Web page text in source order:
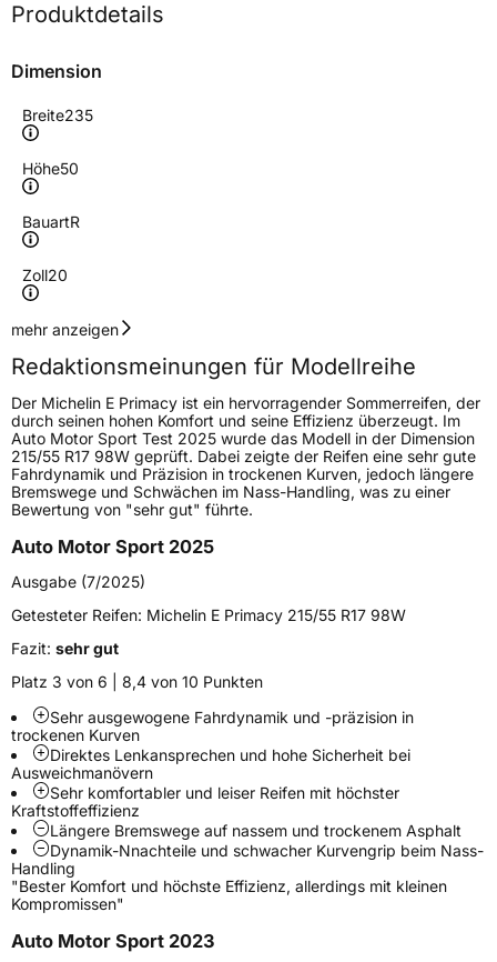
Produktdetails
Dimension
Breite235
Höhe50
BauartR
Zoll20
Geschwindigkeitsindex
Höchstgeschwindigkeit
240 km/h
Lastindex107
Höchstlast975 kg
Gewicht (in kg)13,188 kg
Generelle Merkmale
FahrzeugtypPKW
VerwendungSommerreifen
ModellnameE Primacy
Fahrzeugart PKW & SUV
Weitere Eigenschaften
SchlauchtypTL
ZustandNeureifen
VerstärktXL
mehr anzeigen
Redaktionsmeinungen für Modellreihe
Der Michelin E Primacy ist ein hervorragender Sommerreifen, der
durch seinen hohen Komfort und seine Effizienz überzeugt. Im
Auto Motor Sport Test 2025 wurde das Modell in der Dimension
215/55 R17 98W geprüft. Dabei zeigte der Reifen eine sehr gute
Fahrdynamik und Präzision in trockenen Kurven, jedoch längere
Bremswege und Schwächen im Nass-Handling, was zu einer
Bewertung von "sehr gut" führte.
Auto Motor Sport 2025
Ausgabe (7/2025)
Getesteter Reifen: Michelin E Primacy 215/55 R17 98W
Fazit: sehr gut
Platz 3 von 6 | 8,4 von 10 Punkten
Sehr ausgewogene Fahrdynamik und -präzision in
trockenen Kurven
Direktes Lenkansprechen und hohe Sicherheit bei
Ausweichmanövern
Sehr komfortabler und leiser Reifen mit höchster
Kraftstoffeffizienz
Längere Bremswege auf nassem und trockenem Asphalt
Dynamik-Nnachteile und schwacher Kurvengrip beim Nass-
Handling
"Bester Komfort und höchste Effizienz, allerdings mit kleinen
Kompromissen"
Auto Motor Sport 2023